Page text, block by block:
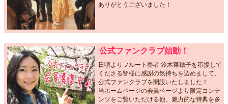
ありがとうございました！
公式ファンクラブ始動！
日頃よりフルート奏者 鈴木菜穂子を応援して
くださる皆様に感謝の気持ちを込めまして、
公式ファンクラブを開設いたしました！
当ホームページの会員ページより限定コンテ
ンツをご覧いただける他、魅力的な特典を多